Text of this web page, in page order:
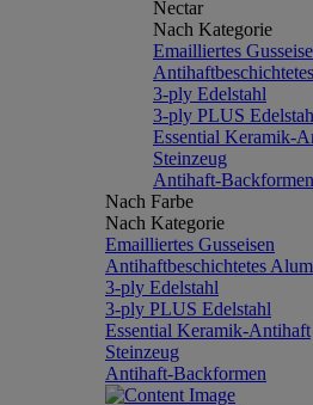
Nectar
Nach Kategorie
Emailliertes
3-ply Edelstahl
3-ply PLUS
Essential Keramik-
Steinzeug
Antihaft-Backformen
Nach Farbe
Nach Kategorie
Emailliertes Gusseisen
Antihaftbeschichtetes
3-ply Edelstahl
3-ply PLUS Edelstahl
Essential Keramik-Antihaft
Steinzeug
Antihaft-Backformen